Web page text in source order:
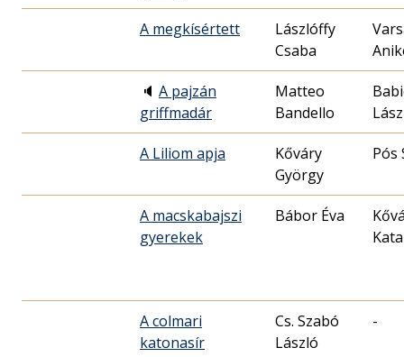
A megkísértett
Lászlóffy
Csaba
🔈 A pajzán
griffmadár
Matteo
Bandello
A Liliom apja
Kőváry
György
Pós
A macskabajszi
gyerekek
Bábor Éva
A colmari
katonasír
Cs. Szabó
László
-